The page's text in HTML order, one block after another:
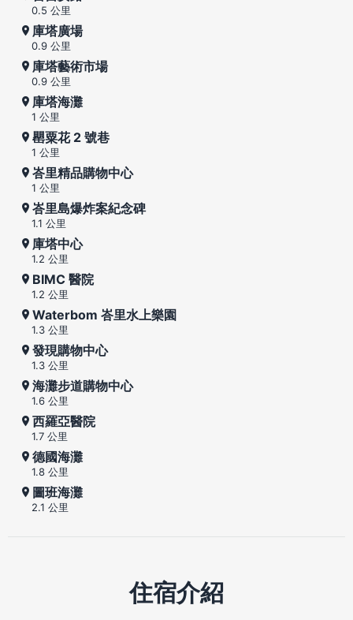
0.5 公里
庫塔廣場
0.9 公里
庫塔藝術市場
0.9 公里
庫塔海灘
1 公里
罌粟花 2 號巷
1 公里
峇里精品購物中心
1 公里
峇里島爆炸案紀念碑
1.1 公里
庫塔中心
1.2 公里
BIMC 醫院
1.2 公里
Waterbom 峇里水上樂園
1.3 公里
發現購物中心
1.3 公里
海灘步道購物中心
1.6 公里
西羅亞醫院
1.7 公里
德國海灘
1.8 公里
圖班海灘
2.1 公里
住宿介紹